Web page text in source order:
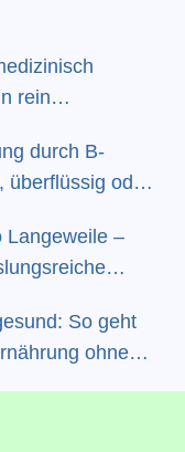
rein
durch B-
überflüssig oder
Langeweile –
So geht
ohne